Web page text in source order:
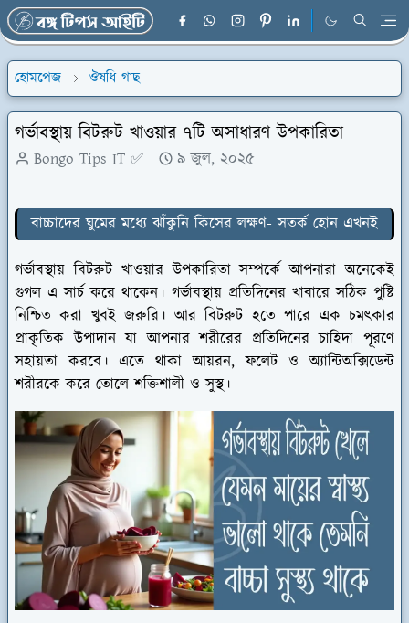
হোমপেজ ঔষধি গাছ
গর্ভাবস্থায় বিটরুট খাওয়ার ৭টি অসাধারণ উপকারিতা
Bongo Tips IT ✅ ৯ জুল, ২০২৫
বাচ্চাদের ঘুমের মধ্যে ঝাঁকুনি কিসের লক্ষণ- সতর্ক হোন এখনই
গর্ভাবস্থায় বিটরুট খাওয়ার উপকারিতা সম্পর্কে আপনারা অনেকেই
গুগল এ সার্চ করে থাকেন। গর্ভাবস্থায় প্রতিদিনের খাবারে সঠিক পুষ্টি
নিশ্চিত করা খুবই জরুরি। আর বিটরুট হতে পারে এক চমৎকার
প্রাকৃতিক উপাদান যা আপনার শরীরের প্রতিদিনের চাহিদা পূরণে
সহায়তা করবে। এতে থাকা আয়রন, ফলেট ও অ্যান্টিঅক্সিডেন্ট
শরীরকে করে তোলে শক্তিশালী ও সুস্থ।